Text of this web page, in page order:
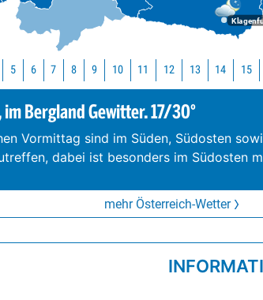
5 6 7 8 9 10 11 12 13 14 15
Bergland Gewitter. 17/30°
Vormittag sind im Süden, Südosten
dabei ist besonders im Südosten
mehr Österreich-Wetter